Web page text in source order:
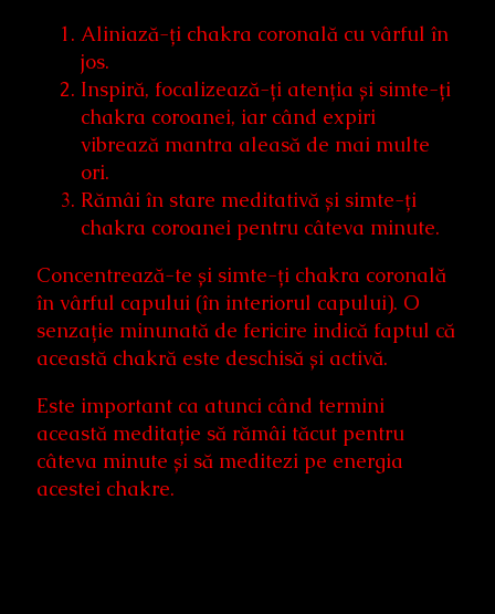
Aliniază-ți chakra coronală cu vârful în
jos.
Inspiră, focalizează-ți atenția și simte-ți
chakra coroanei, iar când expiri
vibrează mantra aleasă de mai multe
ori.
Rămâi în stare meditativă și simte-ți
chakra coroanei pentru câteva minute.
Concentrează-te și simte-ți chakra coronală
în vârful capului (în interiorul capului). O
senzație minunată de fericire indică faptul că
această chakră este deschisă și activă.
Este important ca atunci când termini
această meditație să rămâi tăcut pentru
câteva minute și să meditezi pe energia
acestei chakre.